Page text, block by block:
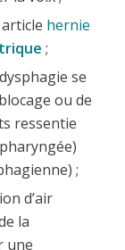
hernie
;
se
ou de
ressentie
;
d’air
la
une